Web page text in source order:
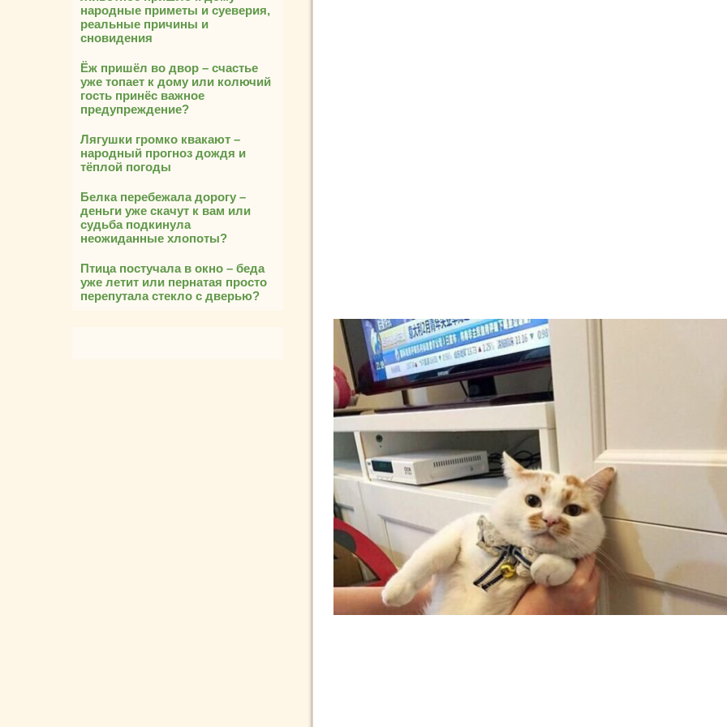
народные приметы и суеверия,
реальные причины и
сновидения
Ёж пришёл во двор – счастье
уже топает к дому или колючий
гость принёс важное
предупреждение?
Лягушки громко квакают –
народный прогноз дождя и
тёплой погоды
Белка перебежала дорогу –
деньги уже скачут к вам или
судьба подкинула
неожиданные хлопоты?
Птица постучала в окно – беда
уже летит или пернатая просто
перепутала стекло с дверью?